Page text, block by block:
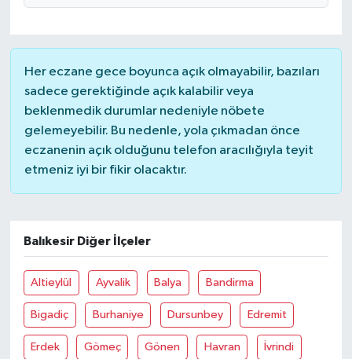
Her eczane gece boyunca açık olmayabilir, bazıları
sadece gerektiğinde açık kalabilir veya
beklenmedik durumlar nedeniyle nöbete
gelemeyebilir. Bu nedenle, yola çıkmadan önce
eczanenin açık olduğunu telefon aracılığıyla teyit
etmeniz iyi bir fikir olacaktır.
Balıkesir Diğer İlçeler
Altieylül Ayvalik Balya Bandirma
Bigadiç Burhaniye Dursunbey Edremit
Erdek Gömeç Gönen Havran İvrindi